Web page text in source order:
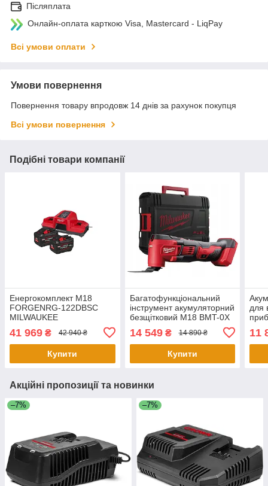
Післяплата
Онлайн-оплата карткою Visa, Mastercard - LiqPay
Всі умови оплати
Умови повернення
Повернення товару впродовж 14 днів за рахунок покупця
Всі умови повернення
Подібні товари компанії
Енергокомплект M18
FORGENRG-122DBSC
MILWAUKEE
41 969 ₴ 42 940 ₴
Купити
Багатофункціональний
інструмент акумуляторний
безщітковий M18 BMT-0X
акумулятору та зарядного
пристрою)
14 549₴ 14 890 ₴
Купити
для
(без
11
Акційні пропозиції та новинки
–7% –7%